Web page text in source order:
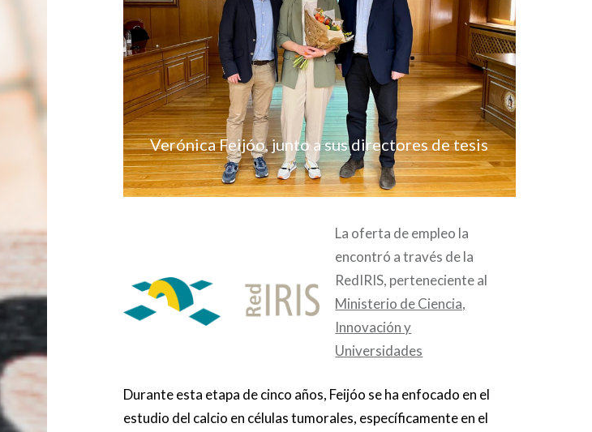
Verónica Feijóo, junto a sus directores de tesis
La oferta de empleo la
encontró a través de la
RedIRIS, perteneciente al
Ministerio de Ciencia,
Innovación y
Universidades
Durante esta etapa de cinco años, Feijóo se ha enfocado en el
estudio del calcio en células tumorales, específicamente en el